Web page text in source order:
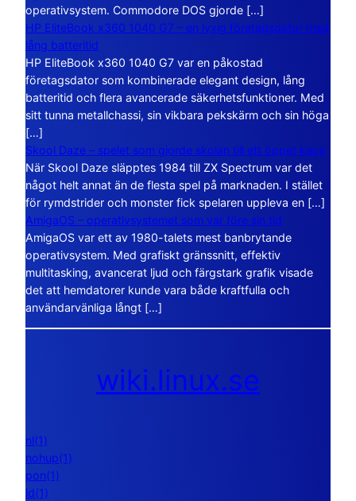
operativsystem. Commodore DOS gjorde […]
HP EliteBook x360 1040 G7 – en lyxig företagsdator med
lång batteritid
HP EliteBook x360 1040 G7 var en påkostad
företagsdator som kombinerade elegant design, lång
batteritid och flera avancerade säkerhetsfunktioner. Med
sitt tunna metallchassi, sin vikbara pekskärm och sin höga
[…]
Skool Daze – spelet som gjorde skolan till ett öppet kaos
När Skool Daze släpptes 1984 till ZX Spectrum var det
något helt annat än de flesta spel på marknaden. I stället
för rymdstrider och monster fick spelaren uppleva en […]
AmigaOS – operativsystemet som var före sin tid
AmigaOS var ett av 1980-talets mest banbrytande
operativsystem. Med grafiskt gränssnitt, effektiv
multitasking, avancerat ljud och färgstark grafik visade
det att hemdatorer kunde vara både kraftfulla och
användarvänliga långt […]
wiki.linux.se
nl(1)
nohup(1)
pon(1)
ld(1)